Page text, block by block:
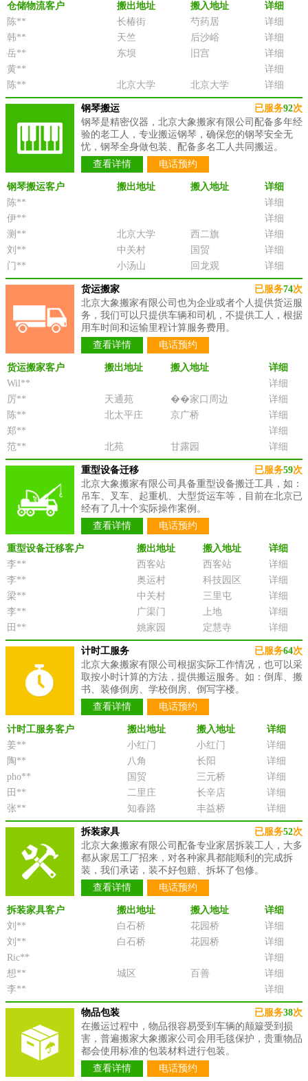
仓储物流客户 搬出地址 搬入地址
详细
陈**
长椿街 芍药居
详细
韩**
天竺 后沙峪
详细
岳**
东坝 旧宫
详细
黄**
详细
陈**
北京大学 北京大学 详细
已服务92次
钢琴搬运
钢琴是精密仪器，北京大象搬家有限公司配备多年经
验的老工人，专业搬运钢琴，确保您的钢琴安全无
忧，钢琴全身做包装、配备多名工人共同搬运。
查看详情
电话预约
钢琴搬运客户 搬出地址 搬入地址
详细
陈**
详细
伊**
详细
测**
北京大学 西二旗
详细
刘**
中关村 国贸
详细
门**
小汤山 回龙观 详细
已服务74次
货运搬家
北京大象搬家有限公司也为企业或者个人提供货运服
务，我们可以只提供车辆和司机，不提供工人，根据
用车时间和运输里程计算服务费用。
查看详情
电话预约
货运搬家客户 搬出地址 搬入地址
详细
Wil**
详细
厉**
天通苑 ��家口周边
详细
陈**
北太平庄 京广桥
详细
郑**
详细
范**
北苑 甘露园 详细
已服务59次
重型设备迁移
北京大象搬家有限公司具备重型设备搬迁工具，如：
吊车、叉车、起重机、大型货运车等，目前在北京已
经有了几十个实际操作案例。
查看详情
电话预约
重型设备迁移客户 搬出地址 搬入地址
详细
李**
西客站 西客站
详细
李**
奥运村 科技园区
详细
梁**
中关村 三里屯
详细
李**
广渠门 上地
详细
田**
姚家园 定慧寺 详细
已服务64次
计时工服务
北京大象搬家有限公司根据实际工作情况，也可以采
取按小时计算的方法，提供搬运服务。如：倒库、搬
书、装修倒房、学校倒房、倒写字楼。
查看详情
电话预约
计时工服务客户 搬出地址 搬入地址
详细
姜**
小红门 小红门
详细
陶**
八角 长阳
详细
pho**
国贸 三元桥
详细
田**
二里庄 长辛店
详细
张**
知春路 丰益桥 详细
已服务52次
拆装家具
北京大象搬家有限公司配备专业家居拆装工人，大多
都从家居工厂招来，对各种家具都能顺利的完成拆
装，我们承诺，装不好包赔、拆坏了包修。
查看详情
电话预约
拆装家具客户 搬出地址 搬入地址
详细
刘**
白石桥 花园桥
详细
刘**
白石桥 花园桥
详细
Ric**
详细
想**
城区 百善
详细
李**
详细
已服务38次
物品包装
在搬运过程中，物品很容易受到车辆的颠簸受到损
害，普遍搬家大象搬家公司会用毛毯保护，贵重物品
都会使用标准的包装材料进行包装。
查看详情
电话预约